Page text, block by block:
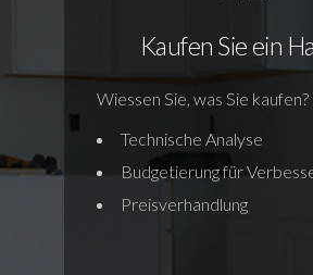
Kaufen Sie ein
Wiessen Sie, was Sie kaufen?
Technische Analyse
Budgetierung für
Preisverhandlung